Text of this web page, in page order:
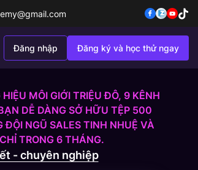
Đăng nhập Đăng ký và học thử ngay
MÔI GIỚI TRIỆU ĐÔ, 9 KÊNH
DỄ DÀNG SỞ HỮU TỆP 500
NGŨ SALES TINH NHUỆ VÀ
TRONG 6 THÁNG.
- chuyên nghiệp